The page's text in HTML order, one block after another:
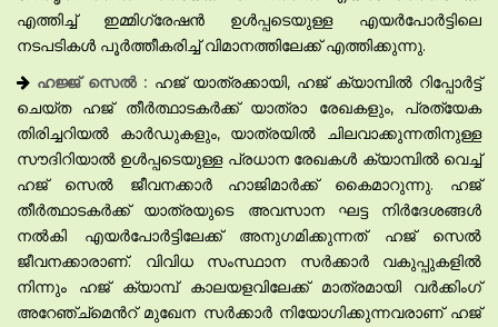
എത്തിച്ച് ഇമ്മിഗ്രേഷൻ ഉൾപ്പടെയുള്ള എയർപോർട്ടിലെ
നടപടികൾ പൂർത്തീകരിച്ച് വിമാനത്തിലേക്ക് എത്തിക്കുന്നു.
ഹജ്ജ് സെൽ : ഹജ് യാത്രക്കായി, ഹജ് ക്യാമ്പിൽ റിപ്പോർട്ട്
ചെയ്ത ഹജ് തീർത്ഥാടകർക്ക് യാത്രാ രേഖകളും, പ്രത്യേക
തിരിച്ചറിയൽ കാർഡുകളും, യാത്രയിൽ ചിലവാക്കുന്നതിനുള്ള
സൗദിറിയാൽ ഉൾപ്പടെയുള്ള പ്രധാന രേഖകൾ ക്യാമ്പിൽ വെച്ച്
ഹജ് സെൽ ജീവനക്കാർ ഹാജിമാർക്ക് കൈമാറുന്നു. ഹജ്
തീർത്ഥാടകർക്ക് യാത്രയുടെ അവസാന ഘട്ട നിർദേശങ്ങൾ
നൽകി എയർപോർട്ടിലേക്ക് അനുഗമിക്കുന്നത് ഹജ് സെൽ
ജീവനക്കാരാണ്. വിവിധ സംസ്ഥാന സർക്കാർ വകുപ്പുകളിൽ
നിന്നും ഹജ് ക്യാമ്പ് കാലയളവിലേക്ക് മാത്രമായി വർക്കിംഗ്
അറേഞ്ച്മെൻറ് മുഖേന സർക്കാർ നിയോഗിക്കുന്നവരാണ് ഹജ്